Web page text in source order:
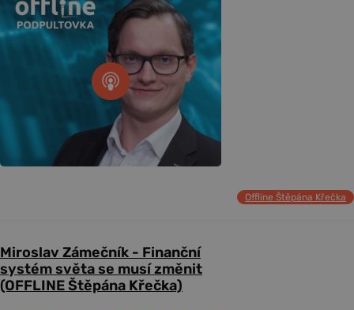
Offline Štěpána Křečka
Miroslav Zámečník - Finanční
systém světa se musí změnit
(OFFLINE Štěpána Křečka)